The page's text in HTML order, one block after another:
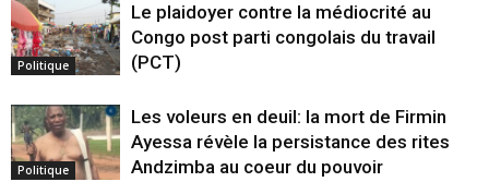
Politique
Le plaidoyer contre la médiocrité au
Congo post parti congolais du travail
(PCT)
Politique
Les voleurs en deuil: la mort de Firmin
Ayessa révèle la persistance des rites
Andzimba au coeur du pouvoir